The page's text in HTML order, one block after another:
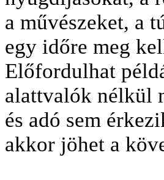
a művészeket, a
egy időre meg
Előfordulhat
alattvalók nélkül
és adó sem
akkor jöhet a